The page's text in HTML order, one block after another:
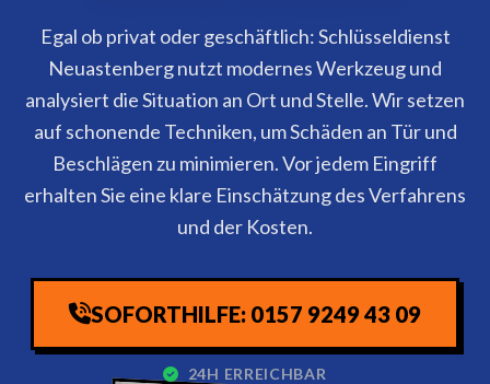
Egal ob privat oder geschäftlich: Schlüsseldienst
Neuastenberg nutzt modernes Werkzeug und
analysiert die Situation an Ort und Stelle. Wir setzen
auf schonende Techniken, um Schäden an Tür und
Beschlägen zu minimieren. Vor jedem Eingriff
erhalten Sie eine klare Einschätzung des Verfahrens
und der Kosten.
SOFORTHILFE: 0157 9249 43 09
24H ERREICHBAR